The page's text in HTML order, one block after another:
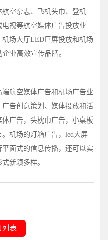
空杂志、飞机头巾、登机
视等航空媒体广告投放业
场大厅LED巨屏投放和机场
业高效宣传品牌。
航空媒体广告和机场广告业
告创意策划、媒体投放和活
广告，头枕巾广告，小桌板
机场的灯箱广告，led大屏
面式的信息传播，还可以实
新颖多样。
列表